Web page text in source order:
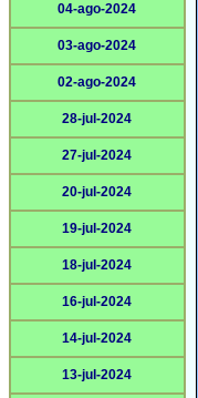
04-ago-2024
03-ago-2024
02-ago-2024
28-jul-2024
27-jul-2024
20-jul-2024
19-jul-2024
18-jul-2024
16-jul-2024
14-jul-2024
13-jul-2024